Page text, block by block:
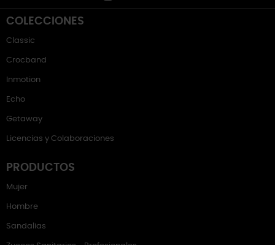
COLECCIONES
Classic
Crocband
Inmotion
Echo
Getaway
Licencias y Colaboraciones
PRODUCTOS
Mujer
Hombre
Sandalias